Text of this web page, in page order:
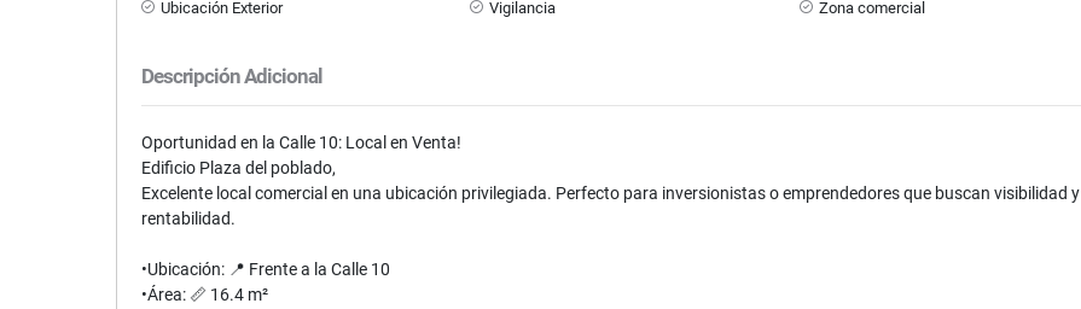
Ubicación Exterior
Vigilancia Zona comercial
Descripción Adicional
Oportunidad en la Calle 10: Local en Venta!
Edificio Plaza del poblado,
Excelente local comercial en una ubicación privilegiada. Perfecto para inversionistas o emprendedores que buscan visibilidad y
rentabilidad.
•Ubicación: 📍 Frente a la Calle 10
•Área: 📏 16.4 m²